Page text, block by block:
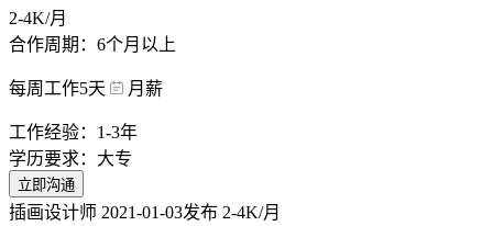
2-4K/月
合作周期：6个月以上
每周工作5天 月薪
工作经验：1-3年
学历要求：大专
立即沟通
插画设计师 2021-01-03发布 2-4K/月